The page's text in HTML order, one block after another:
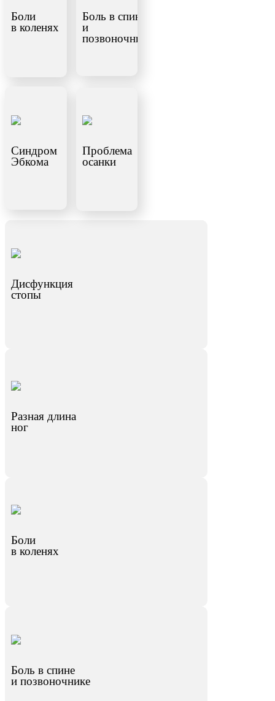
Боли
в коленях
Боль в спине
и
позвоночнике
Синдром
Эбкома
Проблема
осанки
Дисфункция
стопы
Разная длина
ног
Боли
в коленях
Боль в спине
и позвоночнике